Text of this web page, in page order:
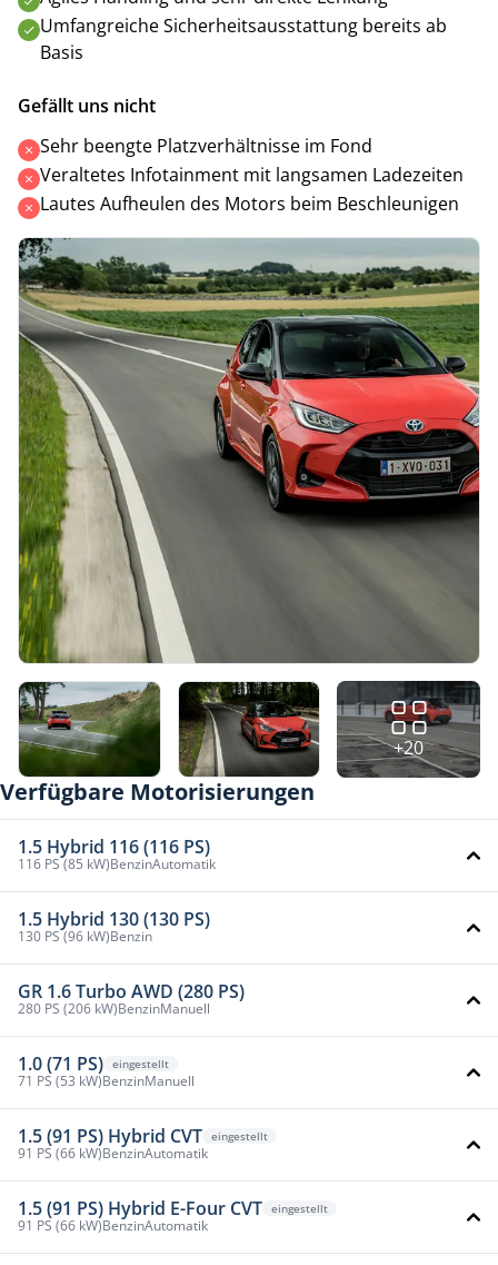
Umfangreiche Sicherheitsausstattung bereits ab
Basis
Gefällt uns nicht
Sehr beengte Platzverhältnisse im Fond
Veraltetes Infotainment mit langsamen Ladezeiten
Lautes Aufheulen des Motors beim Beschleunigen
+20
Verfügbare Motorisierungen
1.5 Hybrid 116 (116 PS)
116 PS (85 kW)BenzinAutomatik
1.5 Hybrid 130 (130 PS)
130 PS (96 kW)Benzin
GR 1.6 Turbo AWD (280 PS)
280 PS (206 kW)BenzinManuell
1.0 (71 PS) eingestellt
71 PS (53 kW)BenzinManuell
1.5 (91 PS) Hybrid CVT eingestellt
91 PS (66 kW)BenzinAutomatik
1.5 (91 PS) Hybrid E-Four CVT eingestellt
91 PS (66 kW)BenzinAutomatik